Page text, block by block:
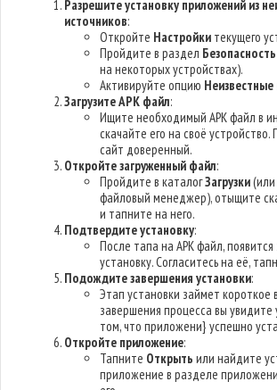
Разрешите установку приложений из
источников:
Откройте Настройки текущего
Пройдите в раздел Безопасность
на некоторых устройствах).
Активируйте опцию
Загрузите APK файл:
Ищите необходимый APK файл в
скачайте его на своё устройство.
сайт доверенный.
Откройте загруженный файл:
Пройдите в каталогЗагрузки(или
файловый менеджер), отыщите
и тапните на него.
Подтвердите установку:
После тапа на APK файл,
установку. Согласитесь на её,
Подождите завершения установки:
Этап установки займет короткое
завершения процесса вы
том, что приложени} успешно
Откройте приложение:
Тапните Открыть или найдите
приложение в разделе